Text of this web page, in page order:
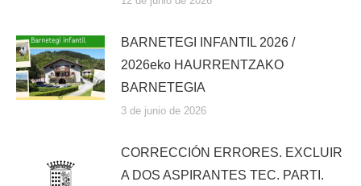
BARNETEGI INFANTIL 2026 /
2026eko HAURRENTZAKO
BARNETEGIA
3 de junio de 2026
CORRECCIÓN ERRORES. EXCLUIR
A DOS ASPIRANTES TEC. PARTI.